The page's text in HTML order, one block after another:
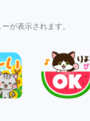
が表示されます。